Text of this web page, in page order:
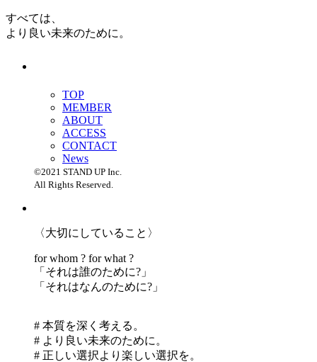
すべては、
より良い未来のために。
TOP
MEMBER
ABOUT
ACCESS
CONTACT
News
©2021 STAND UP Inc.
All Rights Reserved.
〈大切にしていること〉
for whom ? for what ?
「 それは誰のために?」
「 それはなんのために?」
# 本質を深く考える。
# より良い未来のために。
# 正しい選択より楽しい選択を。